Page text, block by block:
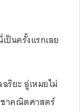
ป็นครั้งแรกเลย
ริยะ อู่เหมยไม่
ชาคณิตศาสตร์